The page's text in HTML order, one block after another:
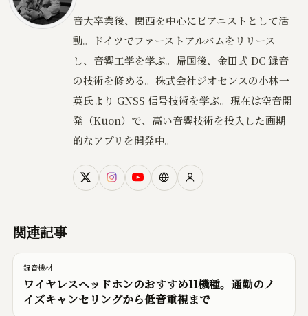
音大卒業後、関西を中心にピアニストとして活
動。ドイツでファーストアルバムをリリース
し、音響工学を学ぶ。帰国後、金田式 DC 録音
の技術を修める。株式会社ジオセンスの小林一
英氏より GNSS 信号技術を学ぶ。現在は空音開
発（Kuon）で、高い音響技術を投入した画期
的なアプリを開発中。
関連記事
録音機材
ワイヤレスヘッドホンのおすすめ11機種。通勤のノ
イズキャンセリングから低音重視まで